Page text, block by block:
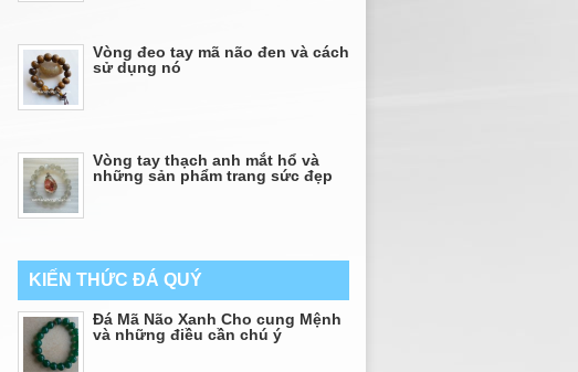
Vòng đeo tay mã não đen và cách
sử dụng nó
Vòng tay thạch anh mắt hổ và
những sản phẩm trang sức đẹp
KIẾN THỨC ĐÁ QUÝ
Đá Mã Não Xanh Cho cung Mệnh
và những điều cần chú ý